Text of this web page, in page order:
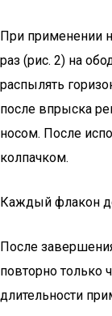
При применении
раз (рис. 2) на
распылять
после впрыска
носом. После
колпачком.
Каждый флакон
После
повторно только
длительности